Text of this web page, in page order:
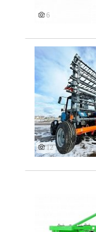
6
12
Еще 3